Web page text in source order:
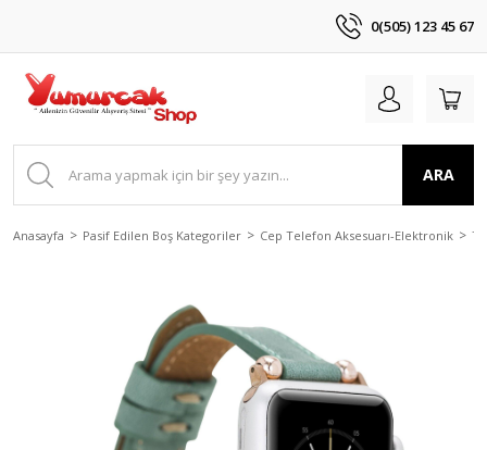
0(505) 123 45 67
ARA
Anasayfa Pasif Edilen Boş Kategoriler Cep Telefon Aksesuarı-Elektronik